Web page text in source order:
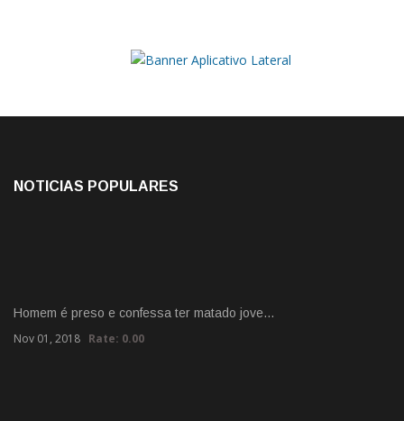
NOTICIAS POPULARES
Homem é preso e confessa ter matado jove…
Nov 01, 2018 Rate: 0.00